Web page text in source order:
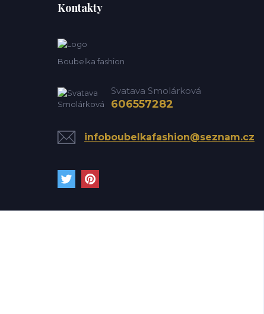
Kontakty
Boubelka fashion
Svatava Smolárková
606557282
infoboubelkafashion@seznam.cz